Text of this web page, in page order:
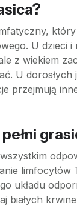
który
U dzieci i
z wiekiem
U dorosłych
przejmują
limfocytów
układu
białych